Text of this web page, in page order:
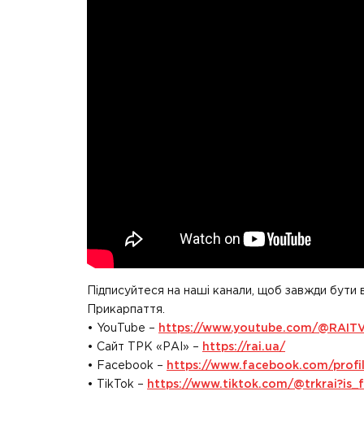
Підписуйтеся на наші канали, щоб завжди бути
Прикарпаття.
• YouTube – https://www.youtube.com/
• Сайт ТРК «РАІ» – https://rai.ua/
• Facebook – https://www.facebook.com/
• TikTok – https://www.tiktok.com/